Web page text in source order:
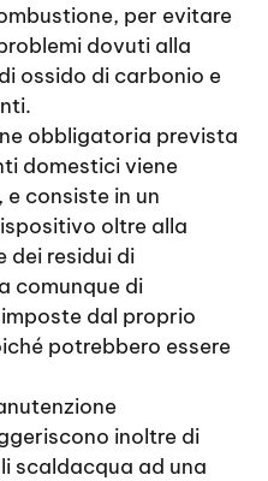
per evitare
dovuti alla
ossido di carbonio e
obbligatoria prevista
domestici viene
consiste in un
oltre alla
dei residui di
comunque di
dal proprio
potrebbero essere
inoltre di
scaldacqua ad una